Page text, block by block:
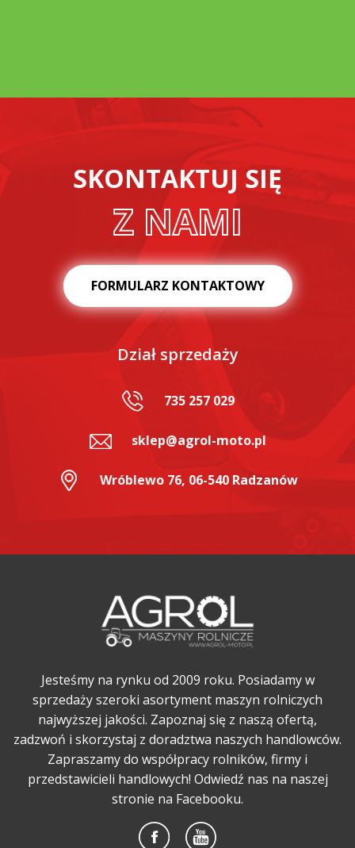
SKONTAKTUJ SIĘ
Z NAMI
FORMULARZ KONTAKTOWY
Dział sprzedaży
735 257 029
sklep@agrol-moto.pl
Wróblewo 76, 06-540 Radzanów
Jesteśmy na rynku od 2009 roku. Posiadamy w
sprzedaży szeroki asortyment maszyn rolniczych
najwyższej jakości. Zapoznaj się z naszą ofertą,
zadzwoń i skorzystaj z doradztwa naszych handlowców.
Zapraszamy do współpracy rolników, firmy i
przedstawicieli handlowych! Odwiedź nas na naszej
stronie na Facebooku.